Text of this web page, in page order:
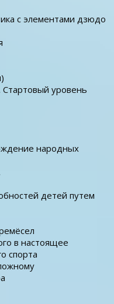
с элементами дзюдо
уровень
народных
детей путем
в настоящее
спорта